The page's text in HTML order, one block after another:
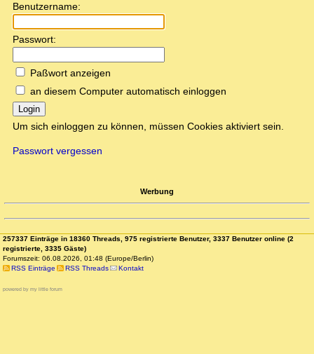
Benutzername:
Passwort:
Paßwort anzeigen
an diesem Computer automatisch einloggen
Login
Um sich einloggen zu können, müssen Cookies aktiviert sein.
Passwort vergessen
Werbung
257337 Einträge in 18360 Threads, 975 registrierte Benutzer, 3337 Benutzer online (2
registrierte, 3335 Gäste)
Forumszeit: 06.08.2026, 01:48 (Europe/Berlin)
RSS Einträge
RSS Threads Kontakt
powered by my little forum